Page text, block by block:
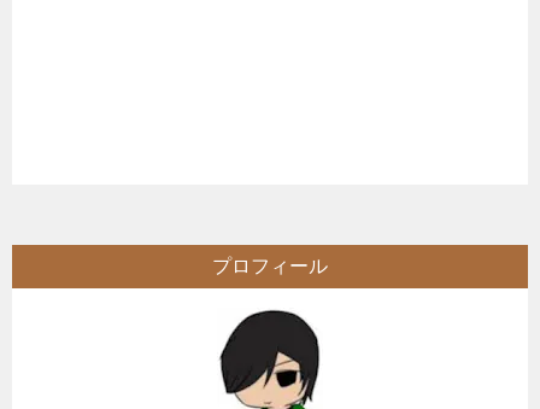
プロフィール